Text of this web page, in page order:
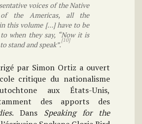
voices of the Native
of the Americas, all the
this volume […] have to be
when they say, “Now it is
stand and speak”.[10]
par Simon Ortiz a ouvert
critique du nationalisme
aux États-Unis,
des apports des
. Dans Speaking for the